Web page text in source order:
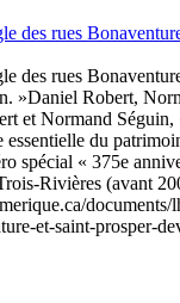
des rues
des rues
»Daniel Robert,
et Normand Séguin,
du
spécial « 375e
Rivières (avant
documents/
et-saint-prosper-